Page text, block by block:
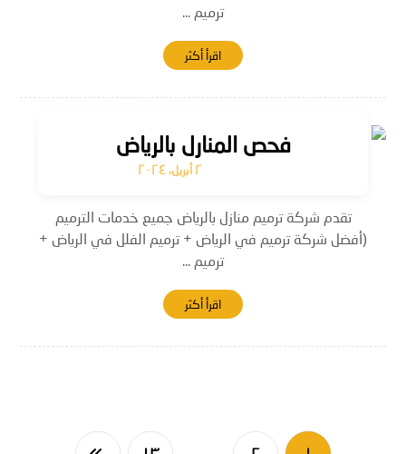
ترميم ...
اقرأ أكثر
فحص المنارل بالرياض
٢ أبريل، ٢٠٢٤
تقدم شركة ترميم منازل بالرياض جميع خدمات الترميم
(أفضل شركة ترميم في الرياض + ترميم الفلل في الرياض +
ترميم ...
اقرأ أكثر